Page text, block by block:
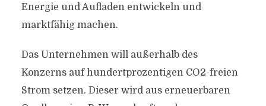
Energie und Aufladen entwickeln und
marktfähig machen.
Das Unternehmen will außerhalb des
Konzerns auf hundertprozentigen CO2-freien
Strom setzen. Dieser wird aus erneuerbaren